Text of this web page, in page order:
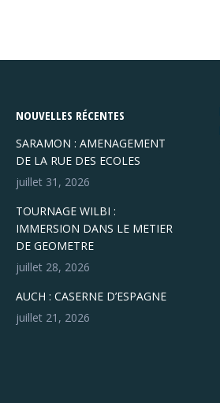
NOUVELLES RÉCENTES
SARAMON : AMENAGEMENT
DE LA RUE DES ECOLES
juillet 31, 2026
TOURNAGE WILBI :
IMMERSION DANS LE METIER
DE GEOMETRE
juillet 28, 2026
AUCH : CASERNE D’ESPAGNE
juillet 21, 2026